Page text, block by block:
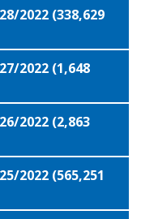
2022 (338,629
2022 (1,648
2022 (2,863
2022 (565,251